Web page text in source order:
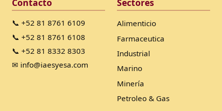
📞 +52 81 8761 6109
📞 +52 81 8761 6108
📞 +52 81 8332 8303
✉ info@iaesyesa.com
Alimenticio
Farmaceutica
Industrial
Marino
Minería
Petroleo & Gas